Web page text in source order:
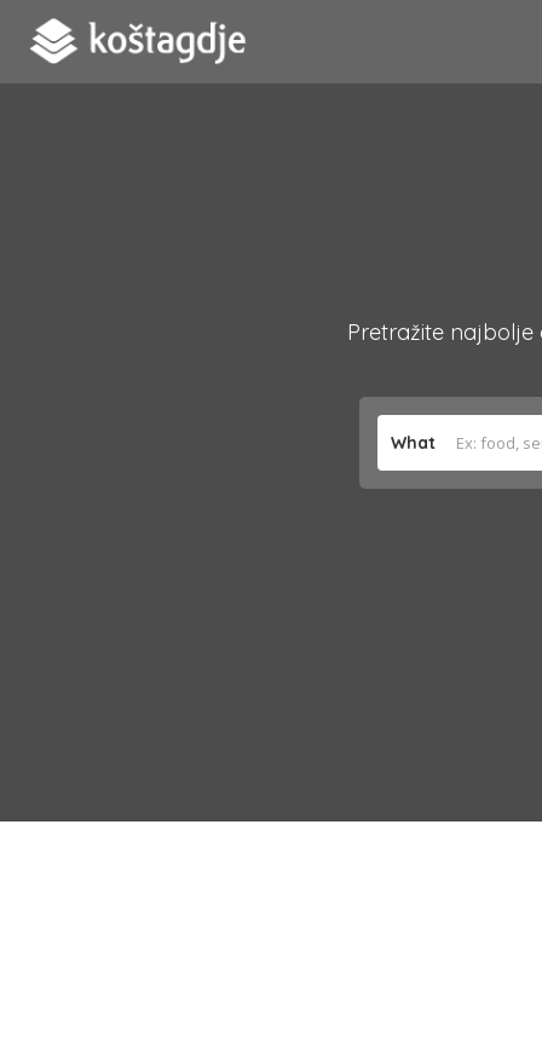
Pretražite najbolje
What